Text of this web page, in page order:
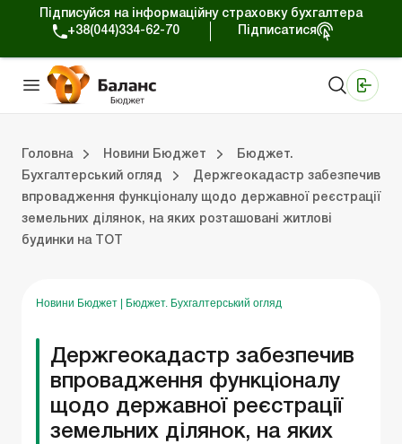
Підписуйся на інформаційну страховку бухгалтера
+38(044)334-62-70
Підписатися
Головна Новини Бюджет
Бюджет.
Бухгалтерський огляд
Держгеокадастр забезпечив
впровадження функціоналу щодо державної реєстрації
земельних ділянок, на яких розташовані житлові
будинки на ТОТ
Новини Бюджет Бюджет. Бухгалтерський огляд
Держгеокадастр забезпечив
впровадження функціоналу
щодо державної реєстрації
земельних ділянок, на яких